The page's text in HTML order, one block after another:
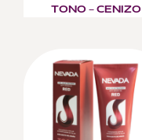
TONO – CENIZO